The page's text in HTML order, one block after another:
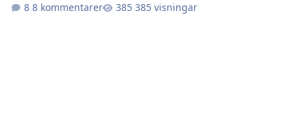
8 kommentarer
385 visningar